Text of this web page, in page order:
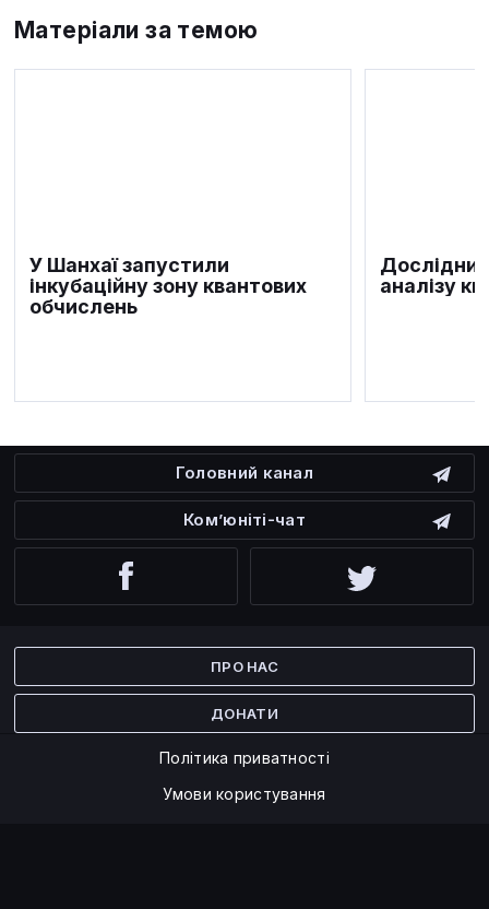
Матеріали за темою
У Шанхаї запустили
інкубаційну зону квантових
обчислень
аналізу
Головний канал
Ком’юніті-чат
ПРО НАС
ДОНАТИ
Політика приватності
Умови користування